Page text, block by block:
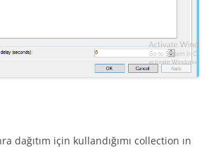
dağıtım için kullandığımı collection ın